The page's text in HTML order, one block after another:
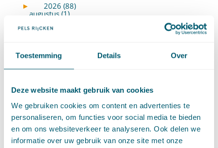
Toestemming Details Over
Deze website maakt gebruik van cookies
We gebruiken cookies om content en advertenties te
personaliseren, om functies voor social media te bieden
en om ons websiteverkeer te analyseren. Ook delen we
informatie over uw gebruik van onze site met onze
►
2026 (88)
augustus (1)
juli (7)
april (11)
maart (17)
januari (14)
►
2025 (153)
december (15)
november (15)